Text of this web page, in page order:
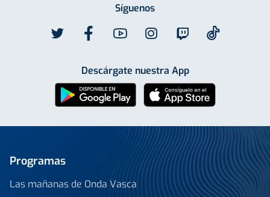
Síguenos
Descárgate nuestra App
Programas
Las mañanas de Onda Vasca